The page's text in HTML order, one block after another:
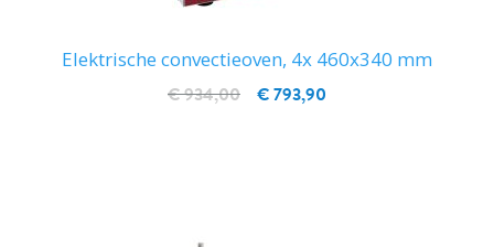
Elektrische convectieoven, 4x 460x340 mm
€ 793,90
€ 934,00